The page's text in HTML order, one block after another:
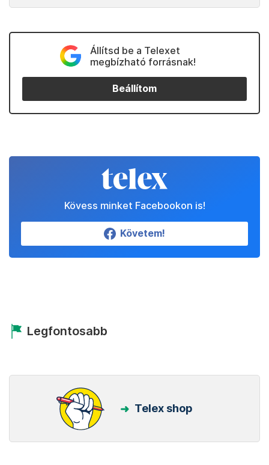
Állítsd be a Telexet
megbízható forrásnak!
Beállítom
Kövess minket Facebookon is!
Követem!
Legfontosabb
Telex shop